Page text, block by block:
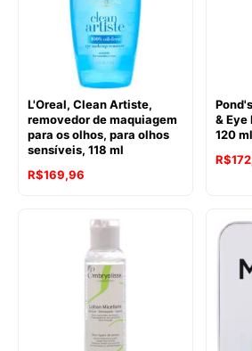
L'Oreal, Clean Artiste,
removedor de maquiagem
para os olhos, para olhos
sensíveis, 118 ml
R$169,96
& Eye
120 ml
R$